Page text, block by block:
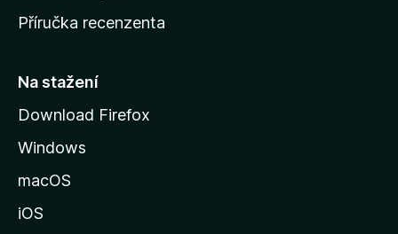
u
t
á
n
M
Příručka recenzenta
Na stažení
Download Firefox
Windows
macOS
iOS